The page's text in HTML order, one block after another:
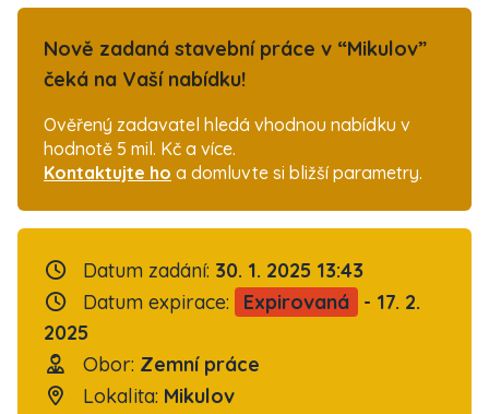
Nově zadaná stavební práce v “Mikulov”
čeká na Vaší nabídku!
Ověřený zadavatel hledá vhodnou nabídku v
hodnotě 5 mil. Kč a více.
Kontaktujte ho a domluvte si bližší parametry.
Datum zadání: 30. 1. 2025 13:43
Datum expirace:
Expirovaná
- 17. 2.
2025
Obor: Zemní práce
Lokalita: Mikulov